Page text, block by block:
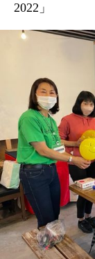
2022」